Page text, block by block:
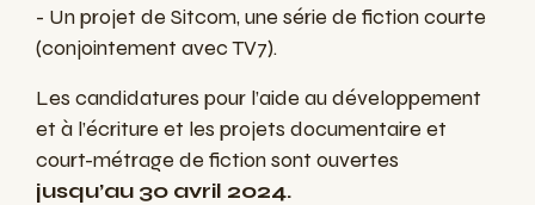
- Un projet de Sitcom, une série de fiction courte
(conjointement avec TV7).
Les candidatures pour l’aide au développement
et à l’écriture et les projets documentaire et
court-métrage de fiction sont ouvertes
jusqu’au 30 avril 2024.